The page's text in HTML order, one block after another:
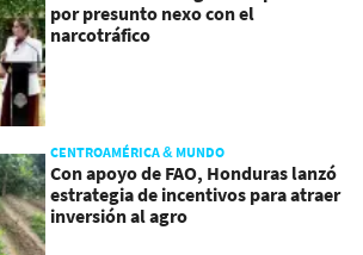
por presunto nexo con el
narcotráfico
CENTROAMÉRICA & MUNDO
Con apoyo de FAO, Honduras lanzó
estrategia de incentivos para atraer
inversión al agro